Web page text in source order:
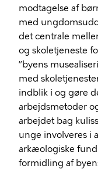
modtagelse af
med
det centrale
og skoletjeneste
”byens
med
indblik i og gøre
arbejdsmetoder
arbejdet bag
unge involveres i
arkæologiske
formidling af